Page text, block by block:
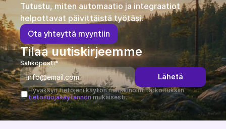
Tutustu, miten automaatio ja integraatiot
helpottavat päivittäistä työtäsi.
Ota yhteyttä myyntiin
Tilaa uutiskirjeemme
Sähköposti*
Lähetä
Hyväksyn tietojeni käytön markkinointitarkoituksiin
tietosuojakäytännön mukaisesti.